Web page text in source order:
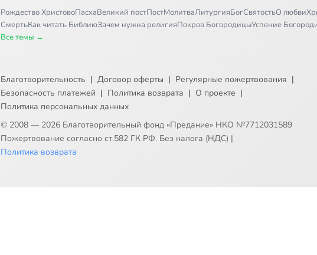
Рождество ХристовоПасхаВеликий постПостМолитваЛитургияБогСвятостьО любви
СмертьКак читать БиблиюЗачем нужна религияПокров БогородицыУспение
Все темы →
Благотворительность | Договор оферты | Регулярные пожертвования |
Безопасность платежей | Политика возврата | О проекте |
Политика персональных данных
© 2008 — 2026 Благотворительный фонд «Предание» НКО №7712031589
Пожертвование согласно ст.582 ГК РФ. Без налога (НДС) |
Политика возврата